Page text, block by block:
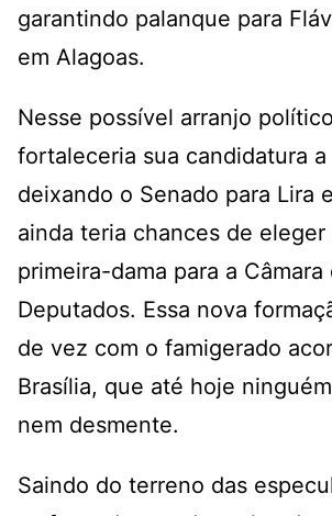
garantindo palanque para
em Alagoas.
Nesse possível arranjo
fortaleceria sua candidatura a
deixando o Senado para Lira
ainda teria chances de eleger
primeira-dama para a Câmara
Deputados. Essa nova
de vez com o famigerado
Brasília, que até hoje
nem desmente.
Saindo do terreno das